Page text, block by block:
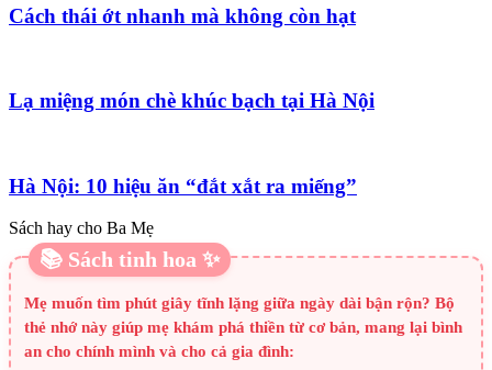
Cách thái ớt nhanh mà không còn hạt
Lạ miệng món chè khúc bạch tại Hà Nội
Hà Nội: 10 hiệu ăn “đắt xắt ra miếng”
Sách hay cho Ba Mẹ
📚 Sách tinh hoa ✨
Mẹ muốn tìm phút giây tĩnh lặng giữa ngày dài bận rộn? Bộ
thẻ nhớ này giúp mẹ khám phá thiền từ cơ bản, mang lại bình
an cho chính mình và cho cả gia đình: